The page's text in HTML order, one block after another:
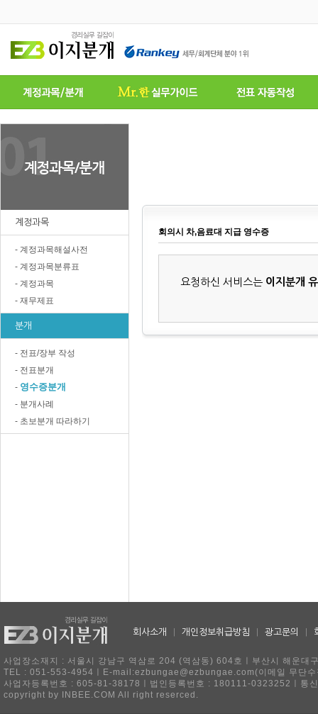
계정과목
- 계정과목해설사전
- 계정과목분류표
- 계정과목
- 재무제표
분개
- 전표/장부 작성
- 전표분개
- 영수증분개
- 분개사례
- 초보분개 따라하기
회의시 차,음료대 지급 영수증
요청하신 서비스는 이지분개
회사소개 개인정보취급방침 광고문의
사업장소재지 : 서울시 강남구 역삼로 204 (역삼동) 604호ㅣ부산시 해운
TEL : 051-553-4954ㅣE-mail:ezbungae@ezbungae.com(이메일 무단수
사업자등록번호 : 605-81-38178ㅣ법인등록번호 : 180111-0323252ㅣ통
copyright by INBEE.COM All right reserced.